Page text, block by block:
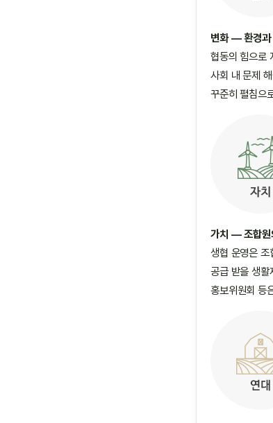
변화 — 환경과
협동의 힘으로
사회 내 문제
꾸준히 펼침으
가치 — 조합원
생협 운영은 조
공급 받을 생활
홍보위원회 등